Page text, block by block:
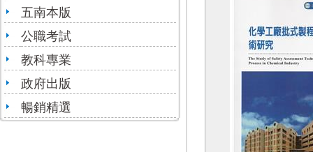
五南本版
公職考試
教科專業
政府出版
暢銷精選